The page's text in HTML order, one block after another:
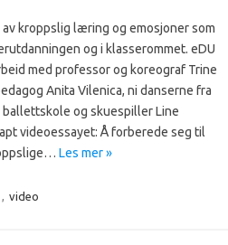
kroppslig læring og emosjoner som
og i klasserommet. eDU
med professor og koreograf Trine
Anita Vilenica, ni danserne fra
og skuespiller Line
videoessayet: Å forberede seg til
Les mer »
, video